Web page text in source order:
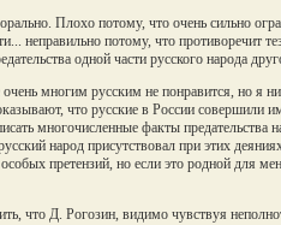
Плохо потому, что очень сильно
неправильно потому, что противоречит
одной части русского народа
очень многим русским не понравится, но я
что русские в России совершили
многочисленные факты предательства
народ присутствовал при этих
претензий, но если это родной для
что Д. Рогозин, видимо чувствуя